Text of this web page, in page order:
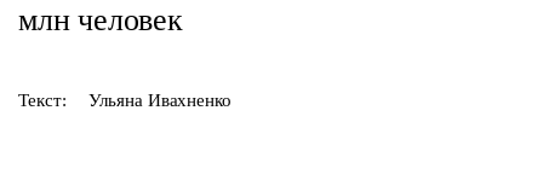
млн человек
Текст: Ульяна Ивахненко